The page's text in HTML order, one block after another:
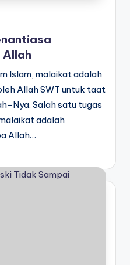
Allah
Islam, malaikat adalah
Allah SWT untuk taat
Nya. Salah satu tugas
adalah
Allah…